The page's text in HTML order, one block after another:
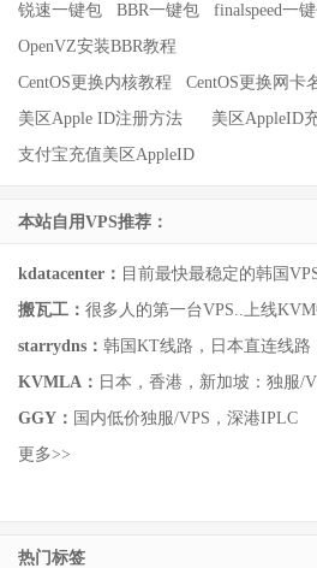
锐速一键包 BBR一键包
finalspeed一
OpenVZ安装BBR教程
CentOS更换内核教程
CentOS更换网卡
美区Apple ID注册方法
美区AppleID
支付宝充值美区AppleID
本站自用VPS推荐：
kdatacenter： 目前最快最稳定的韩国VPS
搬瓦工： 很多人的第一台VPS..上线KVM
starrydns： 韩国KT线路，日本直连线路
KVMLA： 日本，香港，新加坡：独服/
GGY： 国内低价独服/VPS，深港IPLC
更多>>
热门标签